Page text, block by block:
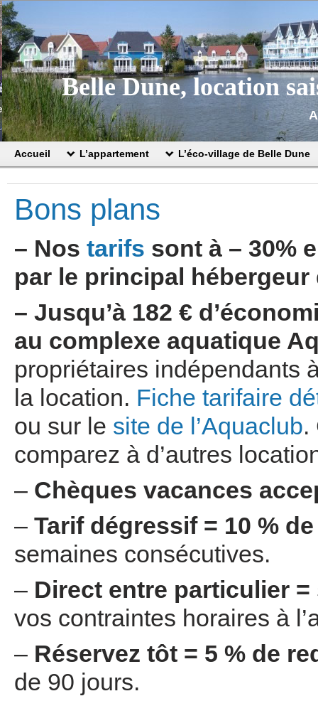
Belle Dune, location
Accueil L’appartement L’éco-village de Belle Dune
Bons plans
– Nos tarifs sont à – 30%
par le principal hébergeur
– Jusqu’à 182 €
au complexe aquatique
propriétaires indépendants
la location. Fiche tarifaire
ou sur le site de l’Aquaclub.
comparez à d’autres
– Chèques vacances
– Tarif dégressif = 10 %
semaines consécutives.
– Direct entre particulier
vos contraintes horaires à
– Réservez tôt = 5 % de
de 90 jours.